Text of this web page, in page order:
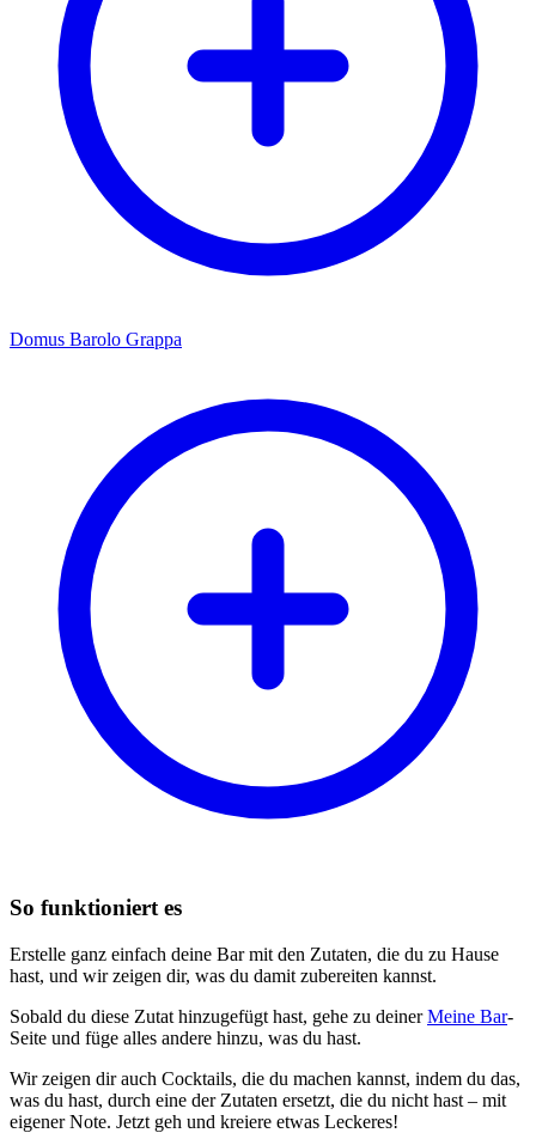
Domus Barolo Grappa
So funktioniert es
Erstelle ganz einfach deine Bar mit den Zutaten, die du zu Hause
hast, und wir zeigen dir, was du damit zubereiten kannst.
Sobald du diese Zutat hinzugefügt hast, gehe zu deinerMeine Bar-
Seite und füge alles andere hinzu, was du hast.
Wir zeigen dir auch Cocktails, die du machen kannst, indem du das,
was du hast, durch eine der Zutaten ersetzt, die du nicht hast – mit
eigener Note. Jetzt geh und kreiere etwas Leckeres!